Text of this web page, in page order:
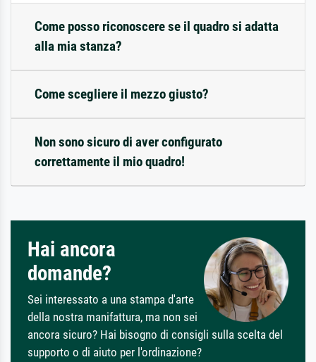
Come posso riconoscere se il quadro si adatta
alla mia stanza?
Come scegliere il mezzo giusto?
Non sono sicuro di aver configurato
correttamente il mio quadro!
Hai ancora
domande?
Sei interessato a una stampa d'arte
della nostra manifattura, ma non sei
ancora sicuro? Hai bisogno di consigli sulla scelta del
supporto o di aiuto per l'ordinazione?